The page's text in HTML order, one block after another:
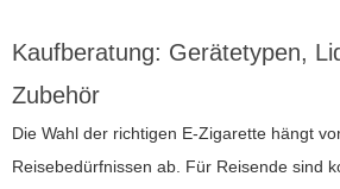
Kaufberatung: Gerätetypen,
Zubehör
Die Wahl der richtigen E-Zigarette hängt
Reisebedürfnissen ab. Für Reisende sind